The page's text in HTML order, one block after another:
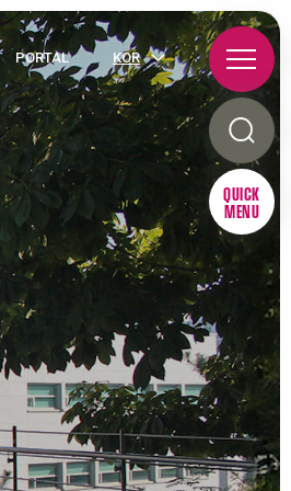
PORTAL KOR
QUICK
MENU